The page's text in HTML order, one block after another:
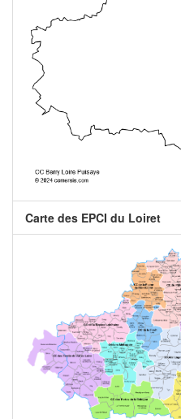
Carte des EPCI du Loiret